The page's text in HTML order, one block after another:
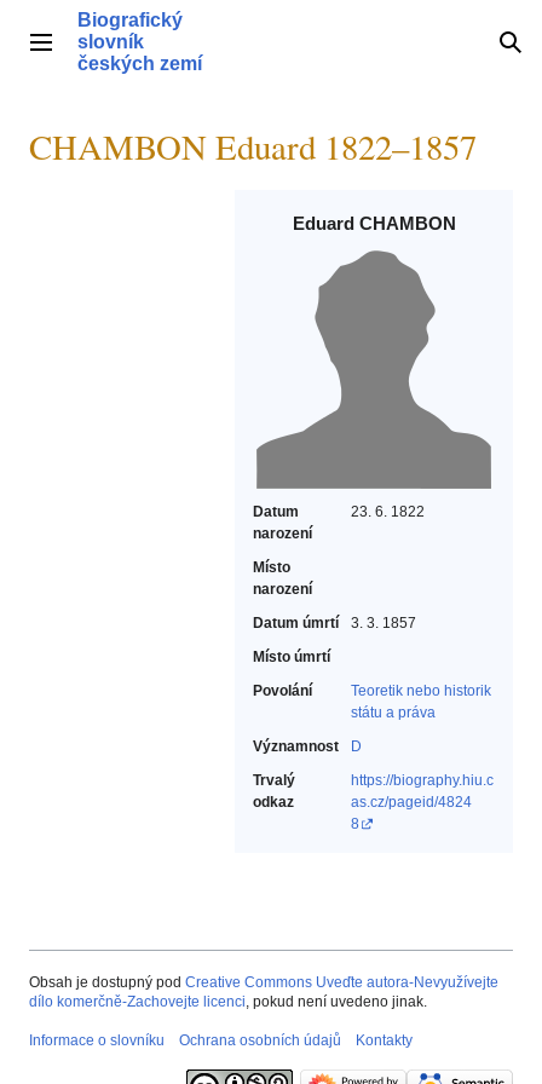
obsahHlavní menu
Biografický
slovník
českých zemí
CHAMBON Eduard 1822–1857
Eduard CHAMBON
Datum
narození
23. 6. 1822
Místo
narození
Datum úmrtí
3. 3. 1857
Místo úmrtí
Povolání
Teoretik nebo historik
státu a práva‎
Významnost
D
Trvalý
odkaz
https://biography.hiu.c
as.cz/pageid/4824
8
Obsah je dostupný pod Creative Commons Uveďte autora-Nevyužívejte
dílo komerčně-Zachovejte licenci, pokud není uvedeno jinak.
Informace o slovníku Ochrana osobních údajů Kontakty